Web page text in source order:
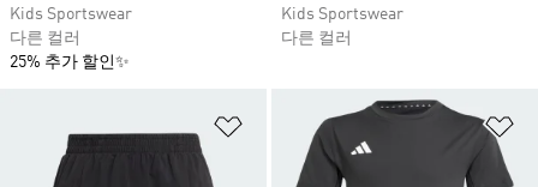
Kids Sportswear
다른 컬러
25% 추가 할인✨
Kids Sportswear
다른 컬러
위시리스트 담기